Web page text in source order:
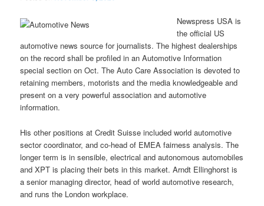
Newspress USA is
the official US
automotive news source for journalists. The highest dealerships
on the record shall be profiled in an Automotive Information
special section on Oct. The Auto Care Association is devoted to
retaining members, motorists and the media knowledgeable and
present on a very powerful association and automotive
information.
His other positions at Credit Suisse included world automotive
sector coordinator, and co-head of EMEA fairness analysis. The
longer term is in sensible, electrical and autonomous automobiles
and XPT is placing their bets in this market. Arndt Ellinghorst is
a senior managing director, head of world automotive research,
and runs the London workplace.